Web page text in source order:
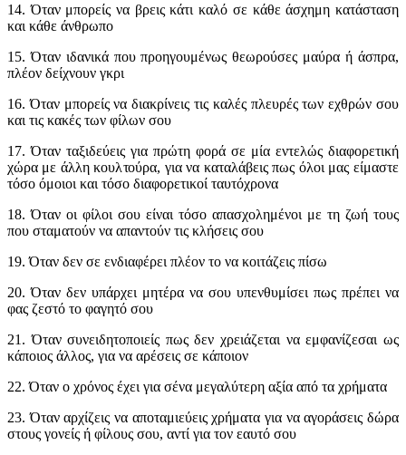
14. Όταν μπορείς να βρεις κάτι καλό σε κάθε άσχημη κατάσταση
και κάθε άνθρωπο
15. Όταν ιδανικά που προηγουμένως θεωρούσες μαύρα ή άσπρα,
πλέον δείχνουν γκρι
16. Όταν μπορείς να διακρίνεις τις καλές πλευρές των εχθρών σου
και τις κακές των φίλων σου
17. Όταν ταξιδεύεις για πρώτη φορά σε μία εντελώς διαφορετική
χώρα με άλλη κουλτούρα, για να καταλάβεις πως όλοι μας είμαστε
τόσο όμοιοι και τόσο διαφορετικοί ταυτόχρονα
18. Όταν οι φίλοι σου είναι τόσο απασχολημένοι με τη ζωή τους
που σταματούν να απαντούν τις κλήσεις σου
19. Όταν δεν σε ενδιαφέρει πλέον το να κοιτάζεις πίσω
20. Όταν δεν υπάρχει μητέρα να σου υπενθυμίσει πως πρέπει να
φας ζεστό το φαγητό σου
21. Όταν συνειδητοποιείς πως δεν χρειάζεται να εμφανίζεσαι ως
κάποιος άλλος, για να αρέσεις σε κάποιον
22. Όταν ο χρόνος έχει για σένα μεγαλύτερη αξία από τα χρήματα
23. Όταν αρχίζεις να αποταμιεύεις χρήματα για να αγοράσεις δώρα
στους γονείς ή φίλους σου, αντί για τον εαυτό σου